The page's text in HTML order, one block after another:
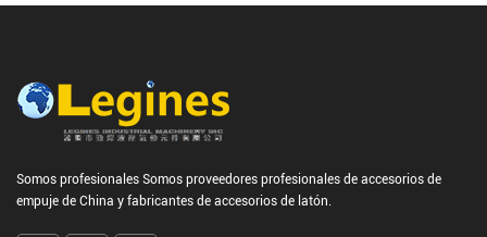
Somos profesionales Somos proveedores profesionales de accesorios de
empuje de China y fabricantes de accesorios de latón.